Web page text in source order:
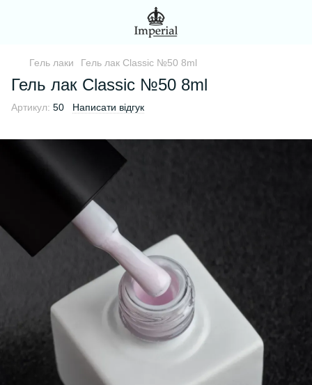
Гель лаки Гель лак Classic №50 8ml
Гель лак Classic №50 8ml
Артикул: 50 Написати відгук